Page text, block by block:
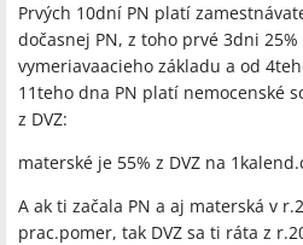
Prvých 10dní PN platí
dočasnej PN, z toho prvé 3dni
vymeriavaacieho základu a od
11teho dna PN platí nemocenské
z DVZ:
materské je 55% z DVZ na
A ak ti začala PN a aj materská v
prac.pomer, tak DVZ sa ti ráta z